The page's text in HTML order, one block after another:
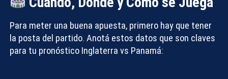
Para meter una buena apuesta, primero hay que tener
la posta del partido. Anotá estos datos que son claves
para tu pronóstico Inglaterra vs Panamá: